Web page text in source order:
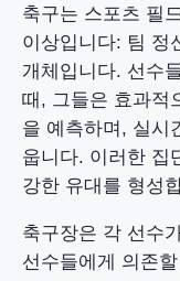
축구는 스포츠 필
이상입니다: 팀 정
개체입니다. 선수
때, 그들은 효과적
을 예측하며, 실시
웁니다. 이러한 집
강한 유대를 형성
축구장은 각 선수
선수들에게 의존